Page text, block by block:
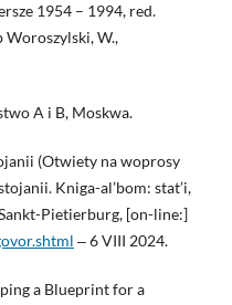
1954 – 1994, red.
Woroszylski, W.,
A i B, Moskwa.
(Otwiety na woprosy
Kniga-al’bom: stat’i,
Pietierburg, [on-line:]
‒ 6 VIII 2024.
a Blueprint for a